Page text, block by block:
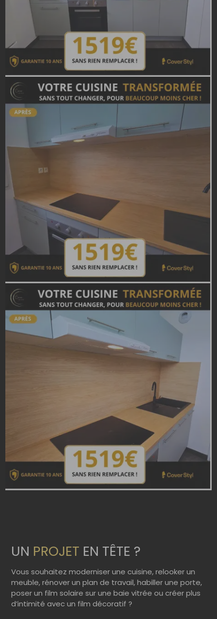
UN PROJET EN TÊTE ?
Vous souhaitez moderniser une cuisine, relooker un
meuble, rénover un plan de travail, habiller une porte,
poser un film solaire sur une baie vitrée ou créer plus
d’intimité avec un film décoratif ?